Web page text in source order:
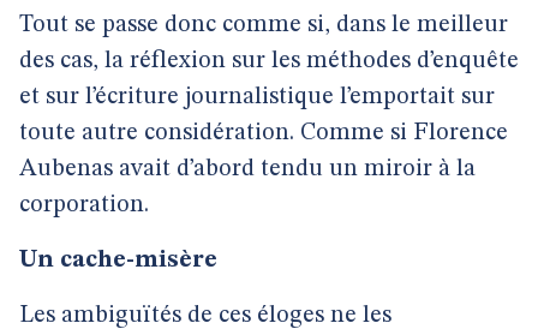
Tout se passe donc comme si, dans le meilleur
des cas, la réflexion sur les méthodes d’enquête
et sur l’écriture journalistique l’emportait sur
toute autre considération. Comme si Florence
Aubenas avait d’abord tendu un miroir à la
corporation.
Un cache-misère
Les ambiguïtés de ces éloges ne les